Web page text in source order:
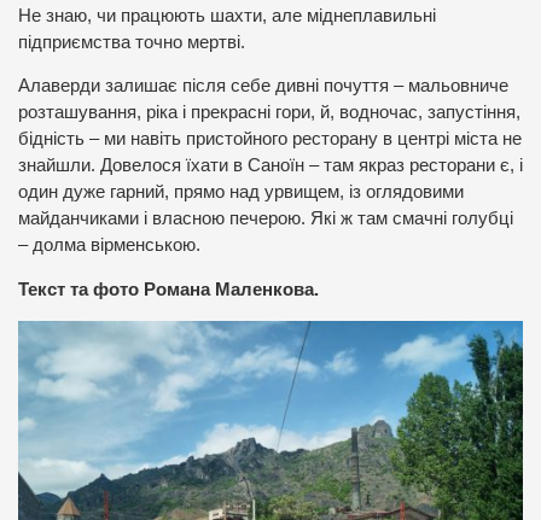
Не знаю, чи працюють шахти, але міднеплавильні
підприємства точно мертві.
Алаверди залишає після себе дивні почуття – мальовниче
розташування, ріка і прекрасні гори, й, водночас, запустіння,
бідність – ми навіть пристойного ресторану в центрі міста не
знайшли. Довелося їхати в Саноїн – там якраз ресторани є, і
один дуже гарний, прямо над урвищем, із оглядовими
майданчиками і власною печерою. Які ж там смачні голубці
– долма вірменською.
Текст та фото Романа Маленкова.